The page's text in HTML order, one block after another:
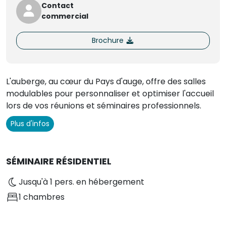
Contact
commercial
Brochure
L'auberge, au cœur du Pays d'auge, offre des salles
modulables pour personnaliser et optimiser l'accueil
lors de vos réunions et séminaires professionnels.
Plus d'infos
SÉMINAIRE RÉSIDENTIEL
Jusqu'à 1 pers. en hébergement
1 chambres